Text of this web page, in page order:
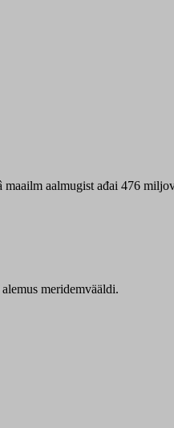
maailm aalmugist ađai 476
meridemvääldi.